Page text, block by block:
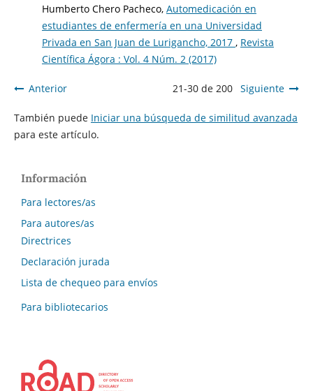
Humberto Chero Pacheco, Automedicación en
estudiantes de enfermería en una Universidad
Privada en San Juan de Lurigancho, 2017 , Revista
Científica Ágora : Vol. 4 Núm. 2 (2017)
Anterior 21-30 de 200 Siguiente
También puede Iniciar una búsqueda de similitud avanzada
para este artículo.
Información
Para lectores/as
Para autores/as
Directrices
Declaración jurada
Lista de chequeo para envíos
Para bibliotecarios